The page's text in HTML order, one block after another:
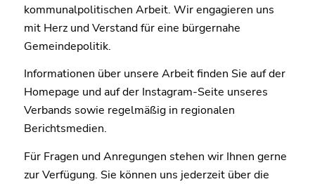
kommunalpolitischen Arbeit. Wir engagieren uns
mit Herz und Verstand für eine bürgernahe
Gemeindepolitik.
Informationen über unsere Arbeit finden Sie auf der
Homepage und auf der Instagram-Seite unseres
Verbands sowie regelmäßig in regionalen
Berichtsmedien.
Für Fragen und Anregungen stehen wir Ihnen gerne
zur Verfügung. Sie können uns jederzeit über die